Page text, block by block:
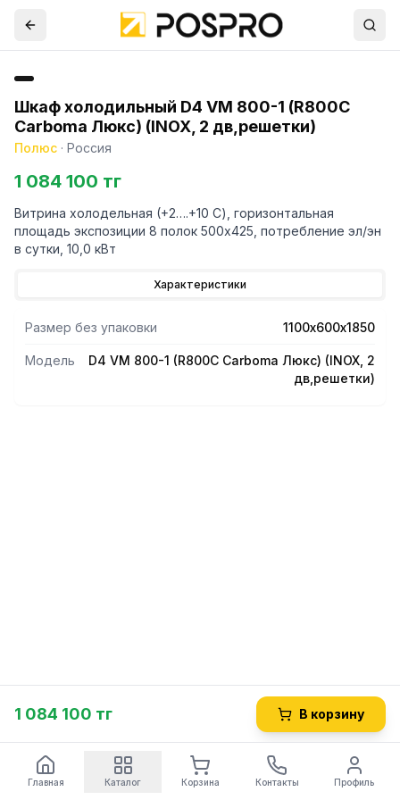
Шкаф холодильный D4 VM 800-1 (R800C
Сarboma Люкс) (INOX, 2 дв,решетки)
Полюс · Россия
1 084 100 тг
Витрина холодельная (+2….+10 С), горизонтальная
площадь экспозиции 8 полок 500х425, потребление эл/эн
в сутки, 10,0 кВт
Характеристики
Размер без упаковки 1100х600х1850
Модель
D4 VM 800-1 (R800C Сarboma Люкс) (INOX, 2
дв,решетки)
1 084 100 тг В корзину
Главная Каталог Корзина Контакты Профиль